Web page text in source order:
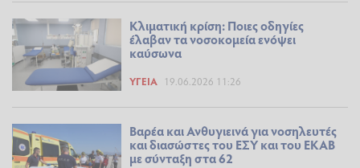
Κλιματική κρίση: Ποιες οδηγίες
έλαβαν τα νοσοκομεία ενόψει
καύσωνα
ΥΓΕΊΑ 19.06.2026 11:26
Βαρέα και Ανθυγιεινά για νοσηλευτές
και διασώστες του ΕΣΥ και του ΕΚΑΒ
με σύνταξη στα 62